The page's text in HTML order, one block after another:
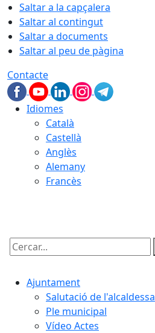
Saltar a la capçalera
Saltar al contingut
Saltar a documents
Saltar al peu de pàgina
Contacte
Idiomes
Català
Castellà
Anglès
Alemany
Francès
Cercar:
Ajuntament
Salutació de l'alcaldessa
Ple municipal
Vídeo Actes